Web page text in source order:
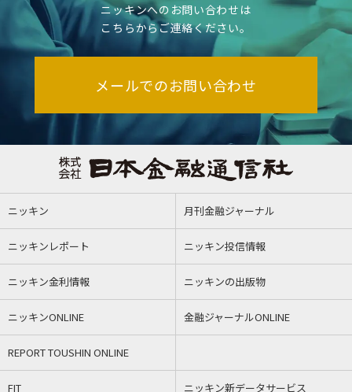
ニッキンへのお問い合わせは
こちらからご連絡ください。
メールでのお問い合わせ
ニッキン 月刊金融ジャーナル
ニッキンレポート ニッキン投信情報
ニッキン金利情報 ニッキンの出版物
ニッキンONLINE 金融ジャーナルONLINE
REPORT TOUSHIN ONLINE
FIT ニッキン新データサービス